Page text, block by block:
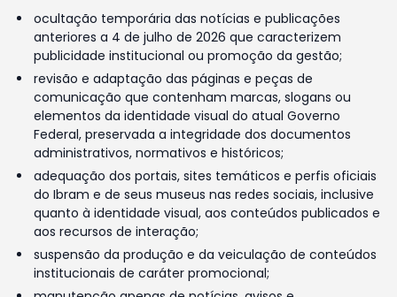
ocultação temporária das notícias e publicações
anteriores a 4 de julho de 2026 que caracterizem
publicidade institucional ou promoção da gestão;
revisão e adaptação das páginas e peças de
comunicação que contenham marcas, slogans ou
elementos da identidade visual do atual Governo
Federal, preservada a integridade dos documentos
administrativos, normativos e históricos;
adequação dos portais, sites temáticos e perfis oficiais
do Ibram e de seus museus nas redes sociais, inclusive
quanto à identidade visual, aos conteúdos publicados e
aos recursos de interação;
suspensão da produção e da veiculação de conteúdos
institucionais de caráter promocional;